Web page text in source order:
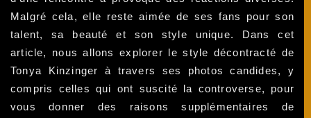
Malgré cela, elle reste aimée de ses fans pour son
talent, sa beauté et son style unique. Dans cet
article, nous allons explorer le style décontracté de
Tonya Kinzinger à travers ses photos candides, y
compris celles qui ont suscité la controverse, pour
vous donner des raisons supplémentaires de